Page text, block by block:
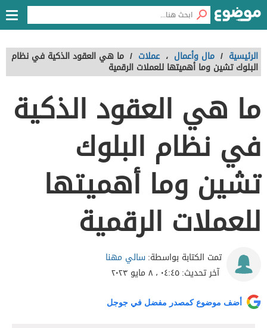
الرئيسية / مال وأعمال ، عملات / ما هي العقود الذكية في نظام
البلوك تشين وما أهميتها للعملات الرقمية
ما هي العقود الذكية
في نظام البلوك
تشين وما أهميتها
للعملات الرقمية
تمت الكتابة بواسطة:سالي مهنا
آخر تحديث:٠٤:٤٥ ، ٨ مايو ٢٠٢٣
أضف موضوع كمصدر مفضل في جوجل